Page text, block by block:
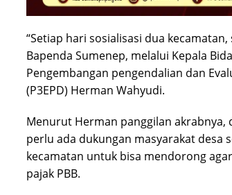
“Setiap hari sosialisasi dua
Bapenda Sumenep, melalui Kepala
Pengembangan pengendalian dan
(P3EPD) Herman Wahyudi.
Menurut Herman panggilan
perlu ada dukungan masyarakat desa
kecamatan untuk bisa mendorong
pajak PBB.